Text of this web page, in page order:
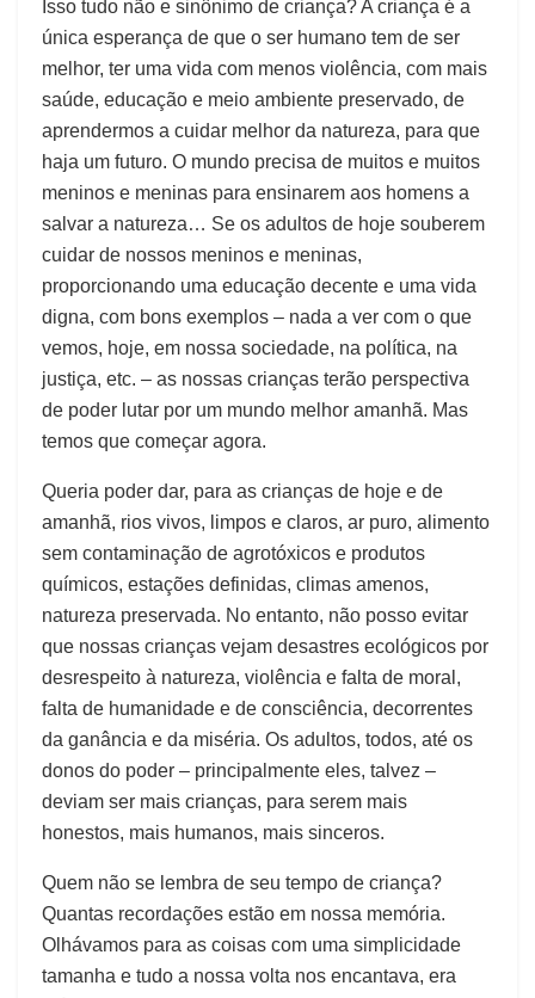
Isso tudo não e sinônimo de criança? A criança é a
única esperança de que o ser humano tem de ser
melhor, ter uma vida com menos violência, com mais
saúde, educação e meio ambiente preservado, de
aprendermos a cuidar melhor da natureza, para que
haja um futuro. O mundo precisa de muitos e muitos
meninos e meninas para ensinarem aos homens a
salvar a natureza… Se os adultos de hoje souberem
cuidar de nossos meninos e meninas,
proporcionando uma educação decente e uma vida
digna, com bons exemplos – nada a ver com o que
vemos, hoje, em nossa sociedade, na política, na
justiça, etc. – as nossas crianças terão perspectiva
de poder lutar por um mundo melhor amanhã. Mas
temos que começar agora.
Queria poder dar, para as crianças de hoje e de
amanhã, rios vivos, limpos e claros, ar puro, alimento
sem contaminação de agrotóxicos e produtos
químicos, estações definidas, climas amenos,
natureza preservada. No entanto, não posso evitar
que nossas crianças vejam desastres ecológicos por
desrespeito à natureza, violência e falta de moral,
falta de humanidade e de consciência, decorrentes
da ganância e da miséria. Os adultos, todos, até os
donos do poder – principalmente eles, talvez –
deviam ser mais crianças, para serem mais
honestos, mais humanos, mais sinceros.
Quem não se lembra de seu tempo de criança?
Quantas recordações estão em nossa memória.
Olhávamos para as coisas com uma simplicidade
tamanha e tudo a nossa volta nos encantava, era